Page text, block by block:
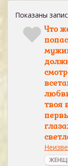
Показаны
Что
твоя